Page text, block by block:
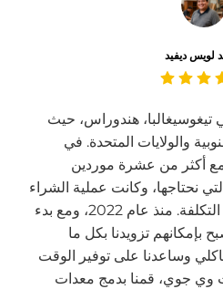
لويس ديفيد
تيغوسيغالبا، هندوراس، حيث
والولايات المتحدة. في
مع أكثر من عشرة موردين
نحتاجها، وكانت عملية الشراء
والنقل معقدة جدًا ومرتفعة التكلفة. منذ عام 2022، ومع بدء
بإمكانهم تزويدنا بكل ما
وساعدنا على توفير الوقت
وي جوي، قمنا بدمج معدات